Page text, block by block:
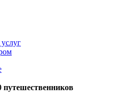
путешественников